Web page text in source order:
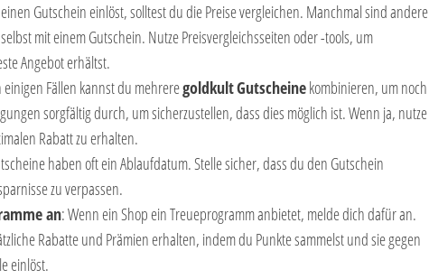
Gutschein einlöst, solltest du die Preise vergleichen. Manchmal sind andere
mit einem Gutschein. Nutze Preisvergleichsseiten oder -tools, um
Angebot erhältst.
einigen Fällen kannst du mehreregoldkultGutscheinekombinieren, um noch
sorgfältig durch, um sicherzustellen, dass dies möglich ist. Wenn ja, nutze
Rabatt zu erhalten.
haben oft ein Ablaufdatum. Stelle sicher, dass du den Gutschein
zu verpassen.
an: Wenn ein Shop ein Treueprogramm anbietet, melde dich dafür an.
Rabatte und Prämien erhalten, indem du Punkte sammelst und sie gegen
einlöst.